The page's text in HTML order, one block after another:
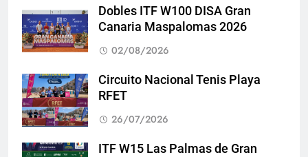
Dobles ITF W100 DISA Gran
Canaria Maspalomas 2026
02/08/2026
Circuito Nacional Tenis Playa
RFET
26/07/2026
ITF W15 Las Palmas de Gran